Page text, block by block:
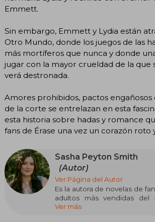
Emmett.
Sin embargo, Emmett y Lydia están
Otro Mundo, donde los juegos de las
más mortíferos que nunca y donde
jugar con la mayor crueldad de la que
verá destronada.
Amores prohibidos, pactos engañosos
de la corte se entrelazan en esta
esta historia sobre hadas y romance
fans de Érase una vez un corazón roto
Sasha Peyton Smith
(Autor)
Ver Página del Autor
Es la autora de novelas de
adultos más vendidas del
incluyendo El Refugio de la
Ver más